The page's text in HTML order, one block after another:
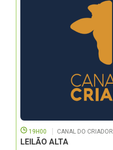
19H00 CANAL DO CRIADOR
LEILÃO ALTA